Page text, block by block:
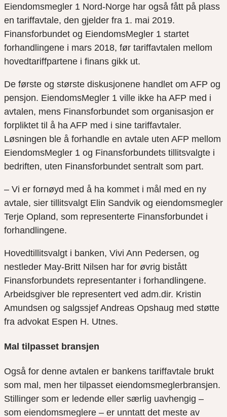
Eiendomsmegler 1 Nord-Norge har også fått på plass
en tariffavtale, den gjelder fra 1. mai 2019.
Finansforbundet og EiendomsMegler 1 startet
forhandlingene i mars 2018, før tariffavtalen mellom
hovedtariffpartene i finans gikk ut.
De første og største diskusjonene handlet om AFP og
pensjon. EiendomsMegler 1 ville ikke ha AFP med i
avtalen, mens Finansforbundet som organisasjon er
forpliktet til å ha AFP med i sine tariffavtaler.
Løsningen ble å forhandle en avtale uten AFP mellom
EiendomsMegler 1 og Finansforbundets tillitsvalgte i
bedriften, uten Finansforbundet sentralt som part.
– Vi er fornøyd med å ha kommet i mål med en ny
avtale, sier tillitsvalgt Elin Sandvik og eiendomsmegler
Terje Opland, som representerte Finansforbundet i
forhandlingene.
Hovedtillitsvalgt i banken, Vivi Ann Pedersen, og
nestleder May-Britt Nilsen har for øvrig bistått
Finansforbundets representanter i forhandlingene.
Arbeidsgiver ble representert ved adm.dir. Kristin
Amundsen og salgssjef Andreas Opshaug med støtte
fra advokat Espen H. Utnes.
Mal tilpasset bransjen
Også for denne avtalen er bankens tariffavtale brukt
som mal, men her tilpasset eiendomsmeglerbransjen.
Stillinger som er ledende eller særlig uavhengig –
som eiendomsmeglere – er unntatt det meste av